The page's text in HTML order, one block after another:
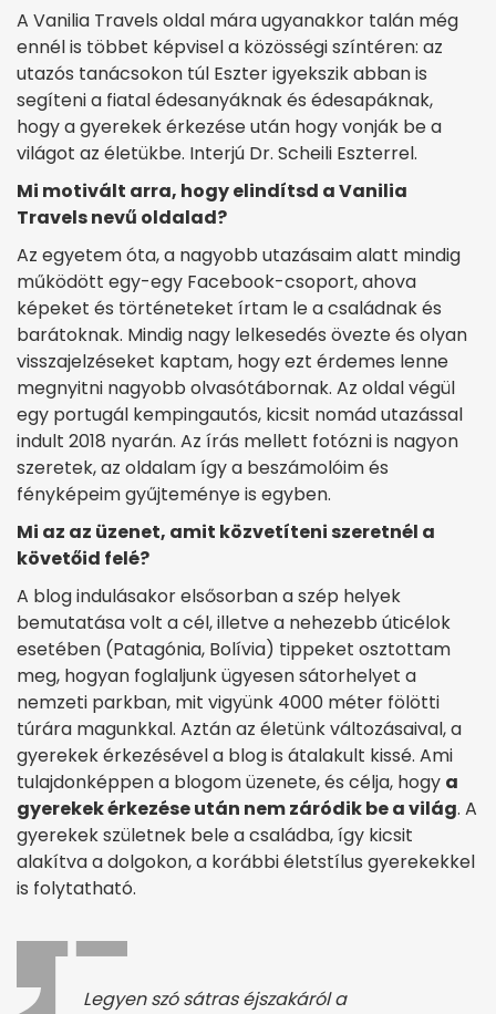
A Vanilia Travels oldal mára ugyanakkor talán még
ennél is többet képvisel a közösségi színtéren: az
utazós tanácsokon túl Eszter igyekszik abban is
segíteni a fiatal édesanyáknak és édesapáknak,
hogy a gyerekek érkezése után hogy vonják be a
világot az életükbe. Interjú Dr. Scheili Eszterrel.
Mi motivált arra, hogy elindítsd a Vanilia
Travels nevű oldalad?
Az egyetem óta, a nagyobb utazásaim alatt mindig
működött egy-egy Facebook-csoport, ahova
képeket és történeteket írtam le a családnak és
barátoknak. Mindig nagy lelkesedés övezte és olyan
visszajelzéseket kaptam, hogy ezt érdemes lenne
megnyitni nagyobb olvasótábornak. Az oldal végül
egy portugál kempingautós, kicsit nomád utazással
indult 2018 nyarán. Az írás mellett fotózni is nagyon
szeretek, az oldalam így a beszámolóim és
fényképeim gyűjteménye is egyben.
Mi az az üzenet, amit közvetíteni szeretnél a
követőid felé?
A blog indulásakor elsősorban a szép helyek
bemutatása volt a cél, illetve a nehezebb úticélok
esetében (Patagónia, Bolívia) tippeket osztottam
meg, hogyan foglaljunk ügyesen sátorhelyet a
nemzeti parkban, mit vigyünk 4000 méter fölötti
túrára magunkkal. Aztán az életünk változásaival, a
gyerekek érkezésével a blog is átalakult kissé. Ami
tulajdonképpen a blogom üzenete, és célja, hogy a
gyerekek érkezése után nem záródik be a világ. A
gyerekek születnek bele a családba, így kicsit
alakítva a dolgokon, a korábbi életstílus gyerekekkel
is folytatható.
Legyen szó sátras éjszakáról a